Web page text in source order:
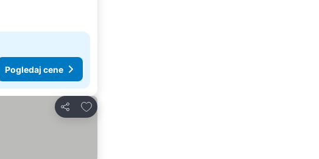
Pogledaj cene
Deli
Dodati u favorite